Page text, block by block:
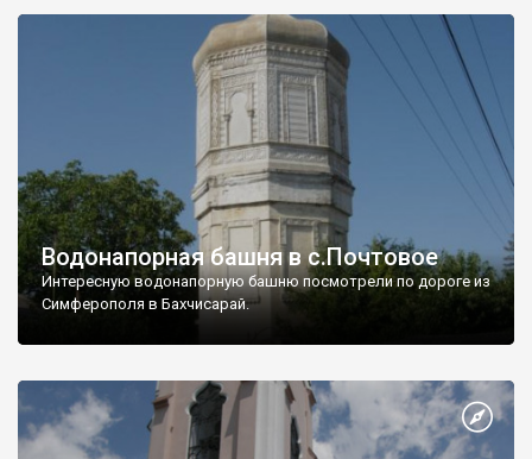
Водонапорная башня в с.Почтовое
Интересную водонапорную башню посмотрели по дороге из
Симферополя в Бахчисарай.